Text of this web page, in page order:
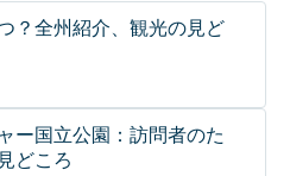
？全州紹介、観光の見ど
ー国立公園：訪問者のた
どころ